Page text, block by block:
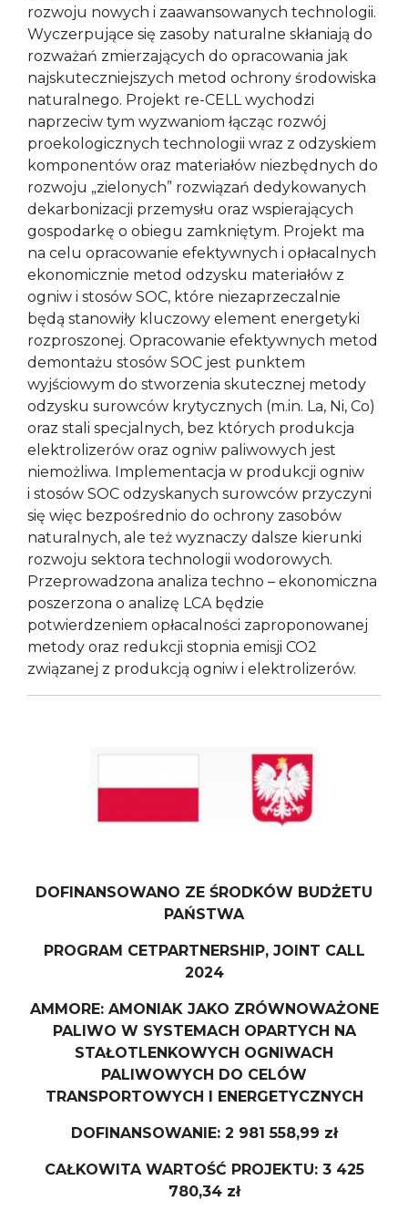
rozwoju nowych i zaawansowanych technologii.
Wyczerpujące się zasoby naturalne skłaniają do
rozważań zmierzających do opracowania jak
najskuteczniejszych metod ochrony środowiska
naturalnego. Projekt re-CELL wychodzi
naprzeciw tym wyzwaniom łącząc rozwój
proekologicznych technologii wraz z odzyskiem
komponentów oraz materiałów niezbędnych do
rozwoju „zielonych” rozwiązań dedykowanych
dekarbonizacji przemysłu oraz wspierających
gospodarkę o obiegu zamkniętym. Projekt ma
na celu opracowanie efektywnych i opłacalnych
ekonomicznie metod odzysku materiałów z
ogniw i stosów SOC, które niezaprzeczalnie
będą stanowiły kluczowy element energetyki
rozproszonej. Opracowanie efektywnych metod
demontażu stosów SOC jest punktem
wyjściowym do stworzenia skutecznej metody
odzysku surowców krytycznych (m.in. La, Ni, Co)
oraz stali specjalnych, bez których produkcja
elektrolizerów oraz ogniw paliwowych jest
niemożliwa. Implementacja w produkcji ogniw
i stosów SOC odzyskanych surowców przyczyni
się więc bezpośrednio do ochrony zasobów
naturalnych, ale też wyznaczy dalsze kierunki
rozwoju sektora technologii wodorowych.
Przeprowadzona analiza techno – ekonomiczna
poszerzona o analizę LCA będzie
potwierdzeniem opłacalności zaproponowanej
metody oraz redukcji stopnia emisji CO2
związanej z produkcją ogniw i elektrolizerów.
DOFINANSOWANO ZE ŚRODKÓW BUDŻETU
PAŃSTWA
PROGRAM CETPARTNERSHIP, JOINT CALL
2024
AMMORE: AMONIAK JAKO ZRÓWNOWAŻONE
PALIWO W SYSTEMACH OPARTYCH NA
STAŁOTLENKOWYCH OGNIWACH
PALIWOWYCH DO CELÓW
TRANSPORTOWYCH I ENERGETYCZNYCH
DOFINANSOWANIE: 2 981 558,99 zł
CAŁKOWITA WARTOŚĆ PROJEKTU: 3 425
780,34 zł